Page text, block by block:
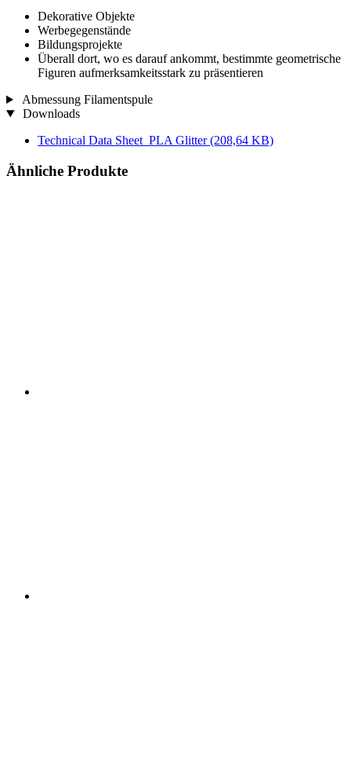
Dekorative Objekte
Werbegegenstände
Bildungsprojekte
Überall dort, wo es darauf ankommt, bestimmte geometrische
Figuren aufmerksamkeitsstark zu präsentieren
Abmessung Filamentspule
Downloads
Technical Data Sheet_PLA Glitter(208,64 KB)
Ähnliche Produkte